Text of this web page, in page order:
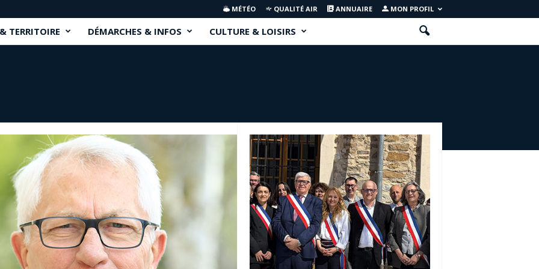
MÉTÉO QUALITÉ AIR ANNUAIRE MON PROFIL
TERRITOIRE DÉMARCHES & INFOS CULTURE & LOISIRS